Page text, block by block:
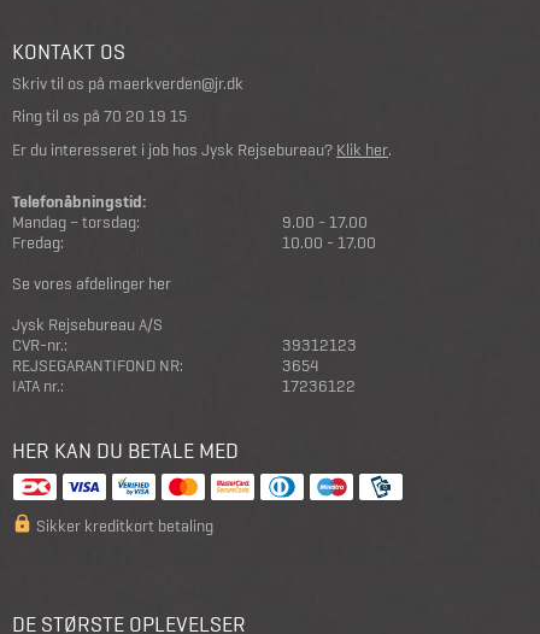
KONTAKT OS
Skriv til os på maerkverden@jr.dk
Ring til os på 70 20 19 15
Er du interesseret i job hos Jysk Rejsebureau? Klik her.
Telefonåbningstid:
Mandag – torsdag:
9.00 - 17.00
Fredag:
10.00 - 17.00
Se vores afdelinger her
Jysk Rejsebureau A/S
CVR-nr.:
39312123
REJSEGARANTIFOND NR:
3654
IATA nr.:
17236122
HER KAN DU BETALE MED
Sikker kreditkort betaling
DE STØRSTE OPLEVELSER